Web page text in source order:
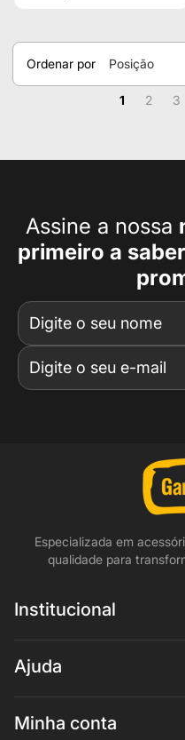
Ordenar por
Posição
Página
Você esta
1 Página
2 3
Assine a nossa
primeiro a saber
Especializada em
qualidade para
Institucional
Ajuda
Minha conta